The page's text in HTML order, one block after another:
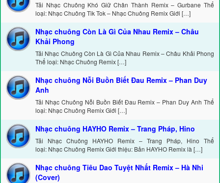
Tải Nhạc Chuông Khó Giữ Chân Thành Remix – Gurbane Thể
loại: Nhạc Chuông Tik Tok – Nhạc Chuông Remix Giới […]
Nhạc chuông Còn Là Gì Của Nhau Remix – Châu
Khải Phong
Tải Nhạc Chuông Còn Là Gì Của Nhau Remix – Châu Khải Phong
Thể loại: Nhạc Chuông Remix […]
Nhạc chuông Nỗi Buồn Biết Đau Remix – Phan Duy
Anh
Tải Nhạc Chuông Nỗi Buồn Biết Đau Remix – Phan Duy Anh Thể
loại: Nhạc Chuông Remix Giới […]
Nhạc chuông HAYHO Remix – Trang Pháp, Hino
Tải Nhạc Chuông HAYHO Remix – Trang Pháp, Hino Thể
loại: Nhạc Chuông Remix Giới thiệu: Bản HAYHO Remix là […]
Nhạc chuông Tiêu Dao Tuyệt Nhất Remix – Hà Nhi
(Cover)